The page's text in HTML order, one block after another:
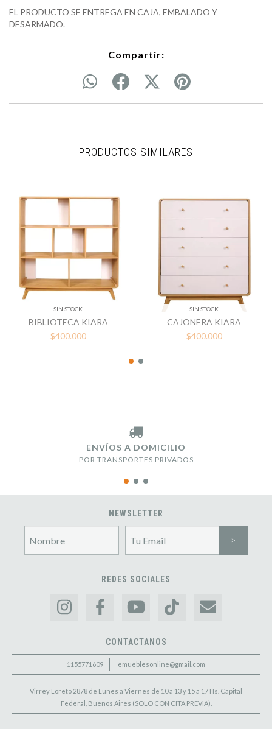
EL PRODUCTO SE ENTREGA EN CAJA, EMBALADO Y
DESARMADO.
Compartir:
PRODUCTOS SIMILARES
SIN STOCK
BIBLIOTECA KIARA
$400.000
SIN STOCK
CAJONERA KIARA
$400.000
ENVÍOS A DOMICILIO
POR TRANSPORTES PRIVADOS
NEWSLETTER
REDES SOCIALES
CONTACTANOS
1155771609 emueblesonline@gmail.com
Virrey Loreto 2878 de Lunes a Viernes de 10 a 13 y 15 a 17 Hs. Capital
Federal, Buenos Aires (SOLO CON CITA PREVIA).